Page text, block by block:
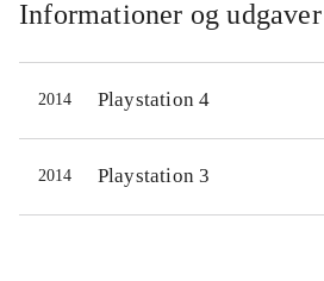
(trådløs eller kabel) eller via
på smartphonen. Gameplay
kendte og velafprøvede.
skal forsøge at ramme
sangen bedst muligt på
Informationer og udgaver
2014 Playstation 4
2014 Playstation 3